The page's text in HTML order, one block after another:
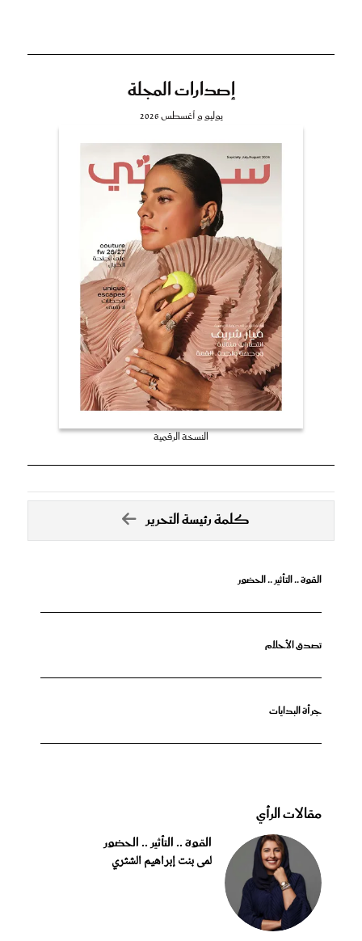
إصدارات المجلة
يوليو و أغسطس 2026
النسخة الرقمية
كلمة رئيسة التحرير
القوة .. التأثير .. الحضور
تصدق الأحلام
جرأة البدايات
مقالات الرأي
القوة .. التأثير .. الحضور
لمى بنت إبراهيم الشثري